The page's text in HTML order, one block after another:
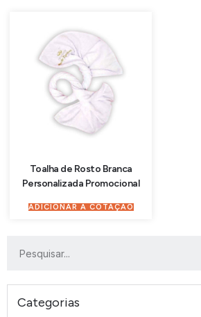
Categorias
Toalha de Rosto Branca
Personalizada Promocional
ADICIONAR À COTAÇÃO